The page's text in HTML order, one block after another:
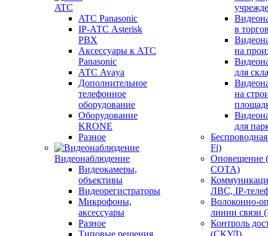
ATC
ATC Panasonic
IP-АТС Asterisk
PBX
Аксессуары к АТС
Panasonic
АТС Avaya
Дополнительное
телефонное
оборудование
Оборудование
KRONE
Разное
Видеонаблюдение
Видеокамеры,
объективы
Видеорегистраторы
Микрофоны,
аксессуары
Разное
Типовые решения
в
на
для
на
для
Fi)
СОТА)
ЛВС, IP-
Волоконно-
линии
Контроль
(СКУД)